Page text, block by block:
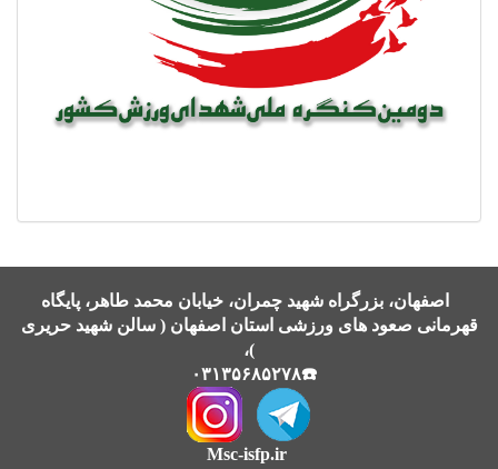
اصفهان، بزرگراه شهید چمران، خیابان محمد طاهر، پایگاه
قهرمانی صعود های ورزشی استان اصفهان ( سالن شهید حریری
)،
☎️۰۳۱۳۵۶۸۵۲۷۸